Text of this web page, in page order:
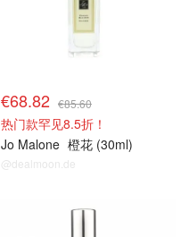
€68.82 €85.60
热门款罕见8.5折！
Jo Malone 橙花 (30ml)
@dealmoon.de